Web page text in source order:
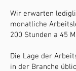
Wir erwarten
monatliche
200 Stunden a 45
Die Lage der
in der Branche